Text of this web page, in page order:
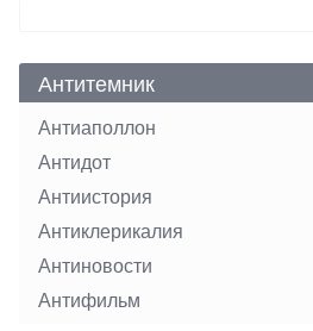
На
Луне?
Антитемник
Антиаполлон
Антидот
Антиистория
Антиклерикалия
Антиновости
Антифильм